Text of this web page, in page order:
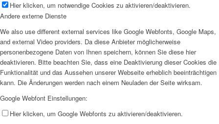
Hier klicken, um notwendige Cookies zu aktivieren/deaktivieren.
Andere externe Dienste
We also use different external services like Google Webfonts, Google Maps,
and external Video providers. Da diese Anbieter möglicherweise
personenbezogene Daten von Ihnen speichern, können Sie diese hier
deaktivieren. Bitte beachten Sie, dass eine Deaktivierung dieser Cookies die
Funktionalität und das Aussehen unserer Webseite erheblich beeinträchtigen
kann. Die Änderungen werden nach einem Neuladen der Seite wirksam.
Google Webfont Einstellungen:
Hier klicken, um Google Webfonts zu aktivieren/deaktivieren.